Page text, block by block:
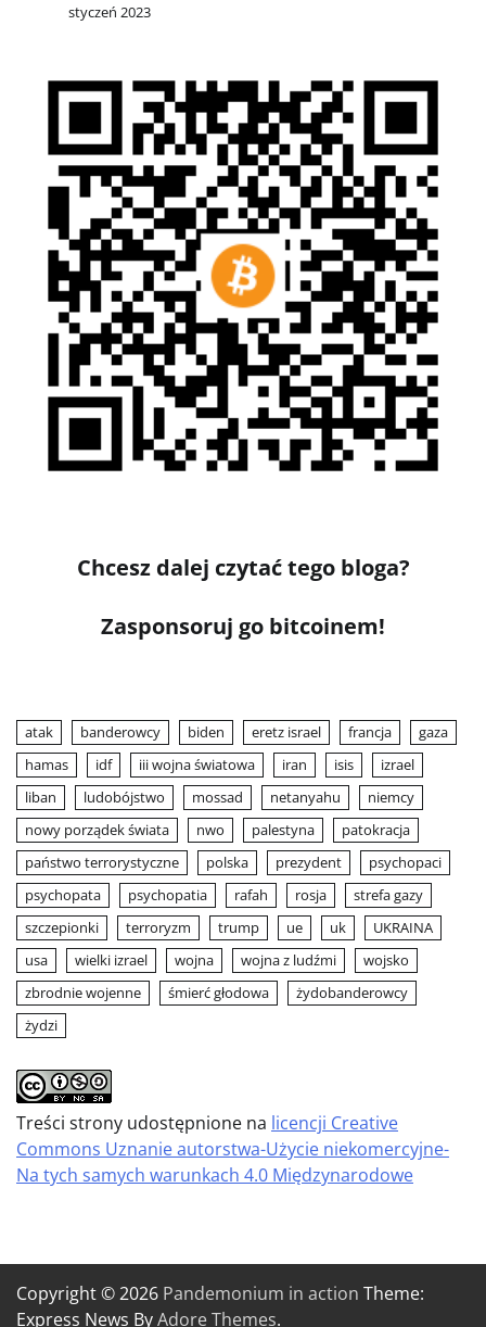
styczeń 2023
Chcesz dalej czytać tego bloga?
Zasponsoruj go bitcoinem!
atak banderowcy biden eretz israel francja
gaza
hamas
idf iii wojna światowa iran isis
izrael
liban
ludobójstwo mossad netanyahu
niemcy
nowy porządek świata
nwo palestyna
patokracja
państwo terrorystyczne
polska prezydent
psychopaci
psychopata
psychopatia rafah rosja
strefa gazy
szczepionki
terroryzm trump ue uk
UKRAINA
usa
wielki izrael wojna wojna z ludźmi
wojsko
zbrodnie wojenne
śmierć głodowa
żydobanderowcy
żydzi
Treści strony udostępnione na licencji Creative
Commons Uznanie autorstwa-Użycie niekomercyjne-
Na tych samych warunkach 4.0 Międzynarodowe
Copyright © 2026 Pandemonium in action Theme:
Express News ByAdore Themes.